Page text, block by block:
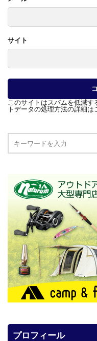
サイト
このサイトはスパムを低減す
トデータの処理方法の詳細
プロフィール